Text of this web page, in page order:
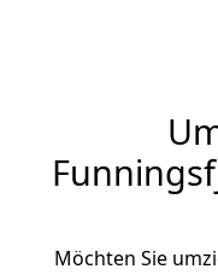
Möchten Sie